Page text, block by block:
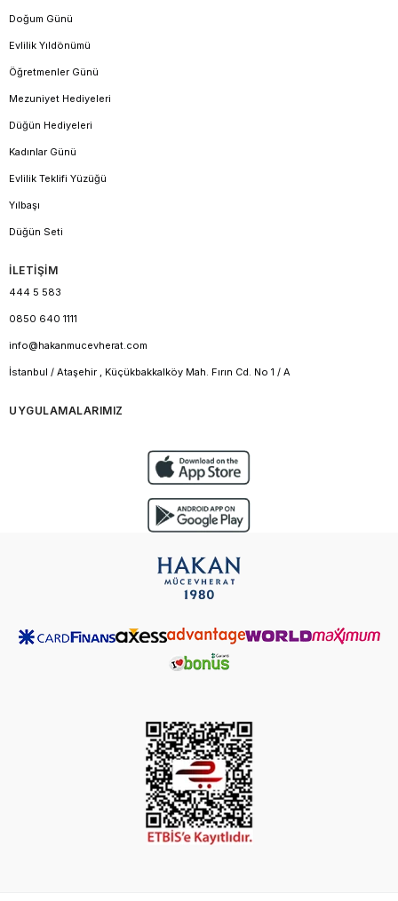
Doğum Günü
Evlilik Yıldönümü
Öğretmenler Günü
Mezuniyet Hediyeleri
Düğün Hediyeleri
Kadınlar Günü
Evlilik Teklifi Yüzüğü
Yılbaşı
Düğün Seti
İLETİŞİM
444 5 583
0850 640 1111
info@hakanmucevherat.com
İstanbul / Ataşehir , Küçükbakkalköy Mah. Fırın Cd. No 1 / A
UYGULAMALARIMIZ